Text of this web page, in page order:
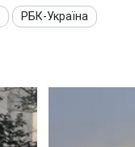
РБК-Україна